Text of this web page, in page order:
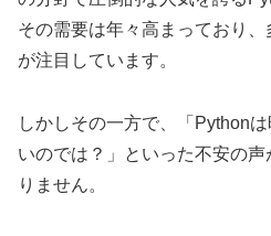
その需要は年々高まっており
が注目しています。
しかしその一方で、「Python
いのでは？」といった不安の
りません。